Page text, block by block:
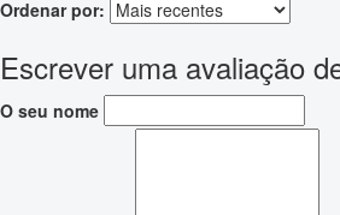
Ordenar por:
Escrever uma avaliação
O seu nome